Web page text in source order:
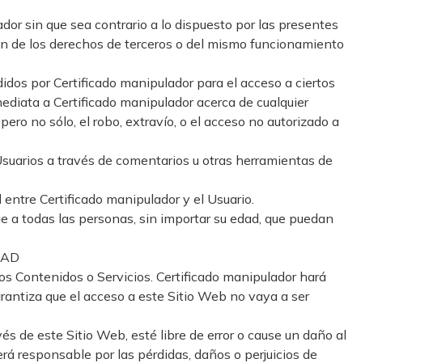
sin que sea contrario a lo dispuesto por las presentes
de los derechos de terceros o del mismo funcionamiento
por Certificado manipulador para el acceso a ciertos
a Certificado manipulador acerca de cualquier
no sólo, el robo, extravío, o el acceso no autorizado a
a través de comentarios u otras herramientas de
Certificado manipulador y el Usuario.
todas las personas, sin importar su edad, que puedan
Contenidos o Servicios. Certificado manipulador hará
que el acceso a este Sitio Web no vaya a ser
de este Sitio Web, esté libre de error o cause un daño al
responsable por las pérdidas, daños o perjuicios de